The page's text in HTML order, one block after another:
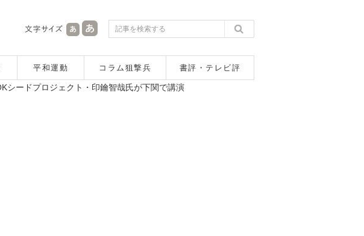
平和運動 コラム狙撃兵 書評・テレビ評
ードプロジェクト・印鑰智哉氏が下関で講演